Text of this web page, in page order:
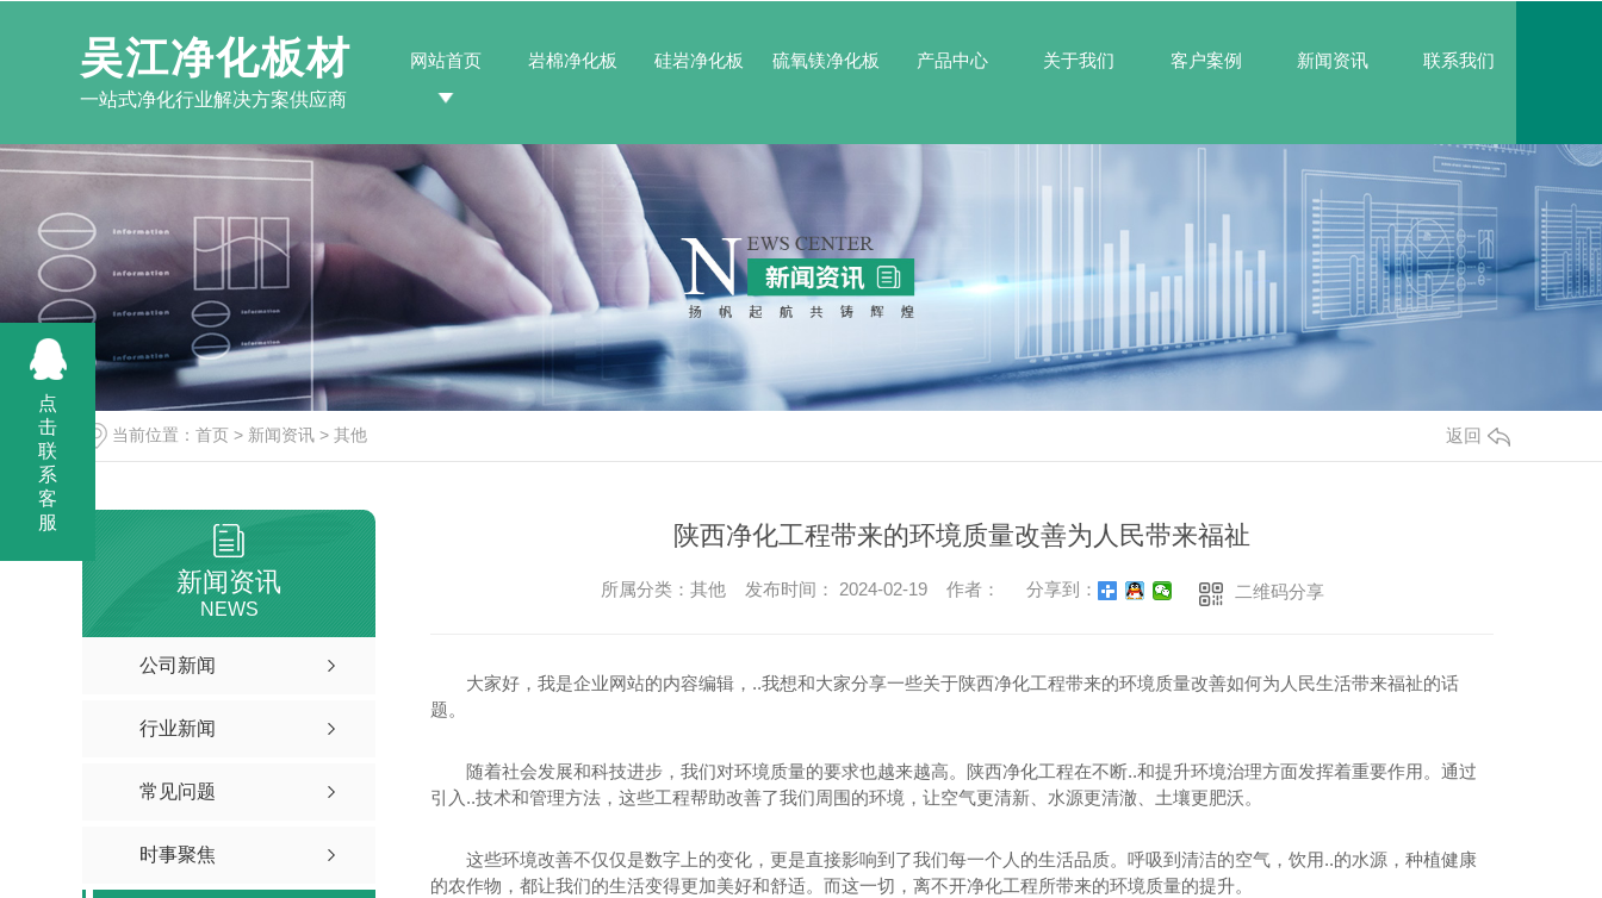
吴江净化板材
一站式净化行业解决方案供应商
网站首页 岩棉净化板 硅岩净化板 硫氧镁净化板 产品中心 关于我们 客户案例 新闻资讯 联系我们
当前位置： 首页 > 新闻资讯 > 其他 返回
新闻资讯
NEWS
公司新闻
行业新闻
常见问题
时事聚焦
陕西净化工程带来的环境质量改善为人民带来福祉
所属分类：其他 发布时间： 2024-02-19 作者： 分享到： 二维码分享
大家好，我是企业网站的内容编辑，..我想和大家分享一些关于陕西净化工程带来的环境质量改善如何为人民生活带来福祉的话
题。
随着社会发展和科技进步，我们对环境质量的要求也越来越高。陕西净化工程在不断..和提升环境治理方面发挥着重要作用。通过
引入..技术和管理方法，这些工程帮助改善了我们周围的环境，让空气更清新、水源更清澈、土壤更肥沃。
这些环境改善不仅仅是数字上的变化，更是直接影响到了我们每一个人的生活品质。呼吸到清洁的空气，饮用..的水源，种植健康
的农作物，都让我们的生活变得更加美好和舒适。而这一切，离不开净化工程所带来的环境质量的提升。
点
击
联
系
客
服